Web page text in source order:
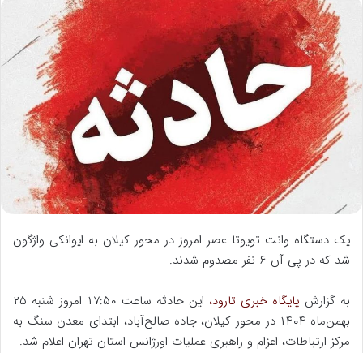
س
ا
ل
ب
ه
ا
ی
م
ی
ل
یک دستگاه وانت تویوتا عصر امروز در محور کیلان به ایوانکی واژگون
شد که در پی آن ۶ نفر مصدوم شدند.
به گزارش پایگاه خبری تارود،
این حادثه ساعت ۱۷:۵۰ امروز شنبه ۲۵
بهمن‌ماه ۱۴۰۴ در محور کیلان، جاده صالح‌آباد، ابتدای معدن سنگ به
مرکز ارتباطات، اعزام و راهبری عملیات اورژانس استان تهران اعلام شد.